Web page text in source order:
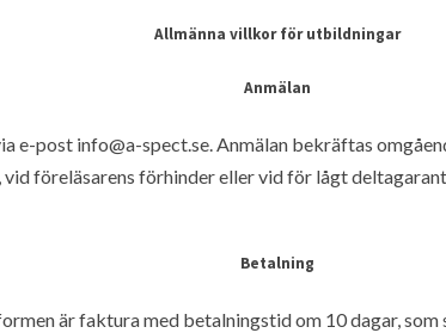
Allmänna villkor för utbildningar
Anmälan
e-post info@a-spect.se. Anmälan bekräftas
föreläsarens förhinder eller vid för lågt
Betalning
är faktura med betalningstid om 10 dagar,